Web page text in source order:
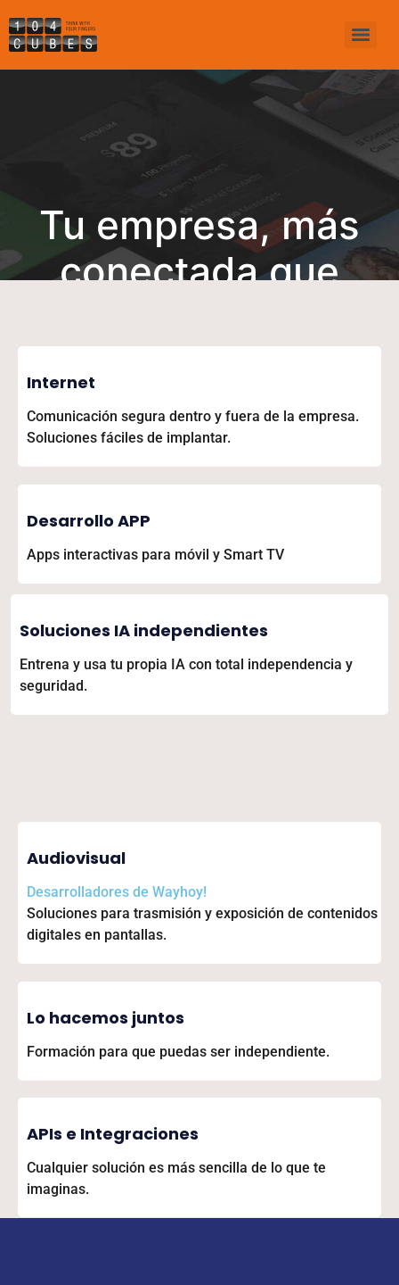
Tu empresa, más
conectada que
Internet
Comunicación segura dentro y fuera de la empresa.
Soluciones fáciles de implantar.
Desarrollo APP
Apps interactivas para móvil y Smart TV
Soluciones IA independientes
Entrena y usa tu propia IA con total independencia y
seguridad.
Audiovisual
Desarrolladores de Wayhoy!
Soluciones para trasmisión y exposición de contenidos
digitales en pantallas.
Lo hacemos juntos
Formación para que puedas ser independiente.
APIs e Integraciones
Cualquier solución es más sencilla de lo que te
imaginas.